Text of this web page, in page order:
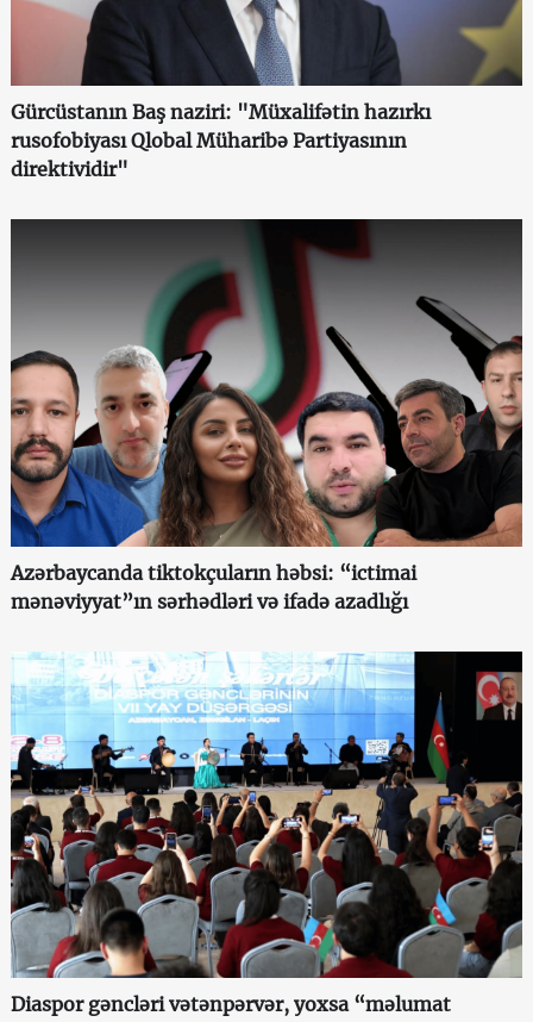
Gürcüstanın Baş naziri: "Müxalifətin hazırkı
rusofobiyası Qlobal Müharibə Partiyasının
direktividir"
Azərbaycanda tiktokçuların həbsi: “ictimai
mənəviyyat”ın sərhədləri və ifadə azadlığı
Diaspor gəncləri vətənpərvər, yoxsa “məlumat